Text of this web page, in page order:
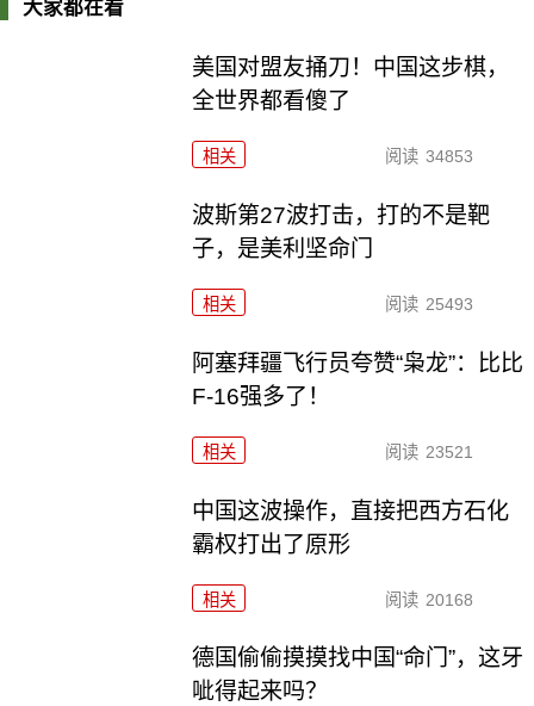
大家都在看
美国对盟友捅刀！中国这步棋，
全世界都看傻了
相关 阅读 34853
波斯第27波打击，打的不是靶
子，是美利坚命门
相关 阅读 25493
阿塞拜疆飞行员夸赞“枭龙”：比比
F-16强多了！
相关 阅读 23521
中国这波操作，直接把西方石化
霸权打出了原形
相关 阅读 20168
德国偷偷摸摸找中国“命门”，这牙
呲得起来吗？